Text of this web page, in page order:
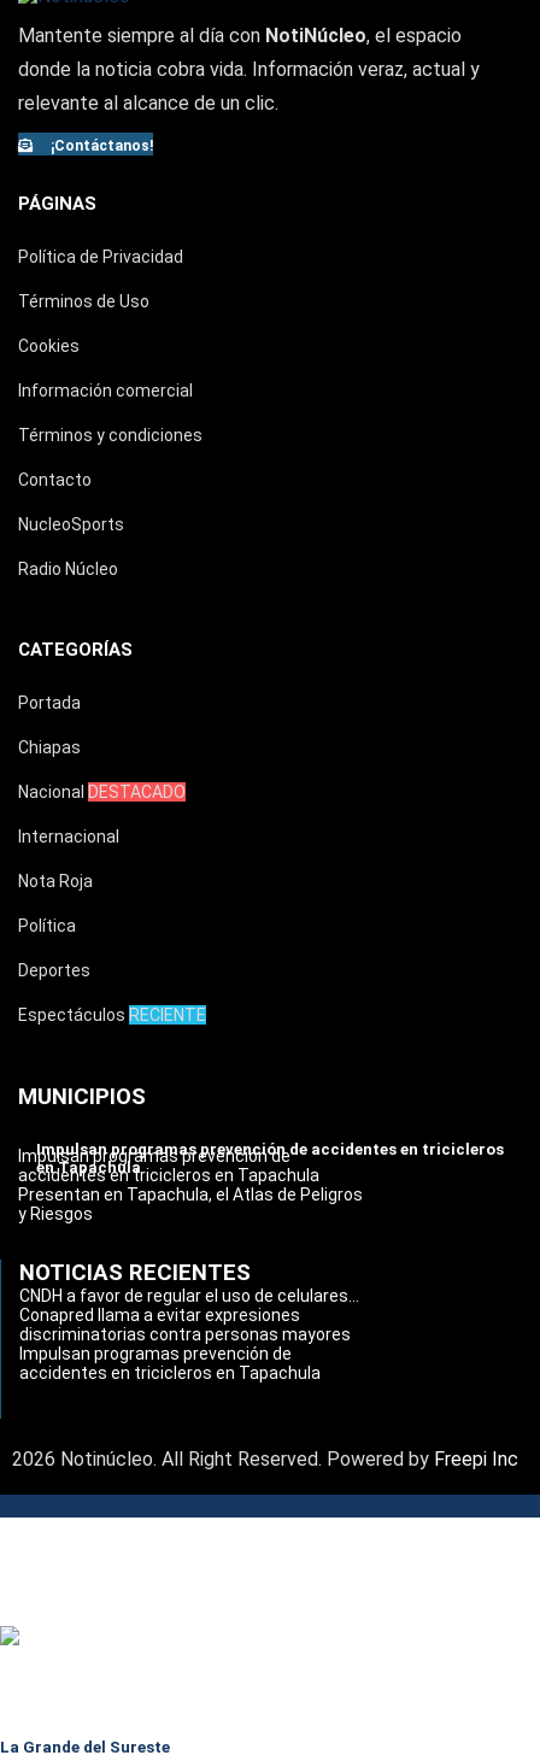
Mantente siempre al día con NotiNúcleo, el espacio
donde la noticia cobra vida. Información veraz, actual y
relevante al alcance de un clic.
¡Contáctanos!
PÁGINAS
Política de Privacidad
Términos de Uso
Cookies
Información comercial
Términos y condiciones
Contacto
NucleoSports
Radio Núcleo
CATEGORÍAS
Portada
Chiapas
Nacional DESTACADO
Internacional
Nota Roja
Política
Deportes
Espectáculos RECIENTE
MUNICIPIOS
Impulsan programas prevención de accidentes en tricicleros
en Tapachula
Impulsan programas prevención de
accidentes en tricicleros en Tapachula
Presentan en Tapachula, el Atlas de Peligros
y Riesgos
NOTICIAS RECIENTES
CNDH a favor de regular el uso de celulares...
Conapred llama a evitar expresiones
discriminatorias contra personas mayores
Impulsan programas prevención de
accidentes en tricicleros en Tapachula
2026 Notinúcleo. All Right Reserved. Powered by Freepi Inc
La Grande del Sureste